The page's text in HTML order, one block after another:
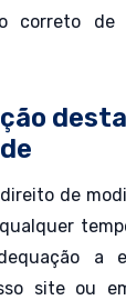
correto de
de
a
site ou